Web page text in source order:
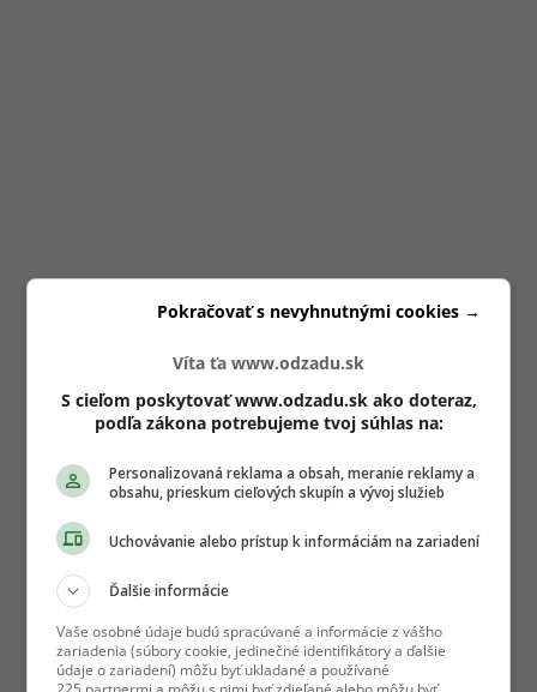
Víta ťa www.odzadu.sk
S cieľom poskytovať www.odzadu.sk ako doteraz,
podľa zákona potrebujeme tvoj súhlas na:
Personalizovaná reklama a obsah, meranie reklamy a
obsahu, prieskum cieľových skupín a vývoj služieb
Uchovávanie alebo prístup k informáciám na zariadení
Ďalšie informácie
Vaše osobné údaje budú spracúvané a informácie z vášho
zariadenia (súbory cookie, jedinečné identifikátory a ďalšie
údaje o zariadení) môžu byť ukladané a používané
Pokračovať s nevyhnutnými cookies →